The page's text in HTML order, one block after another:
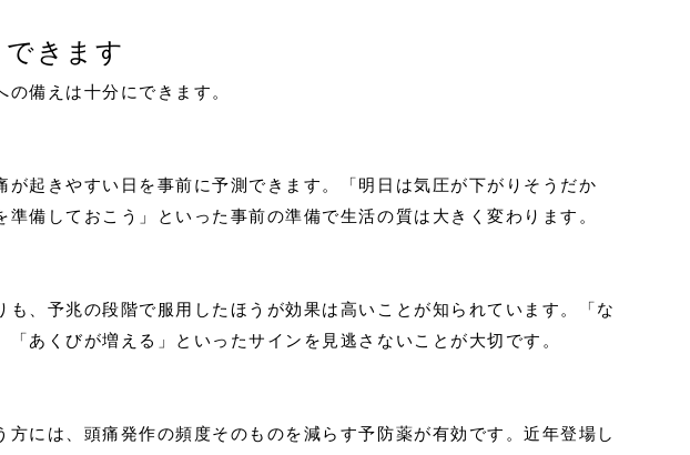
きます
備えは十分にできます。
起きやすい日を事前に予測できます。「明日は気圧が下がりそうだか
備しておこう」といった事前の準備で生活の質は大きく変わります。
も、予兆の段階で服用したほうが効果は高いことが知られています。「な
あくびが増える」といったサインを見逃さないことが大切です。
方には、頭痛発作の頻度そのものを減らす予防薬が有効です。近年登場し